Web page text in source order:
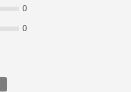
0
0